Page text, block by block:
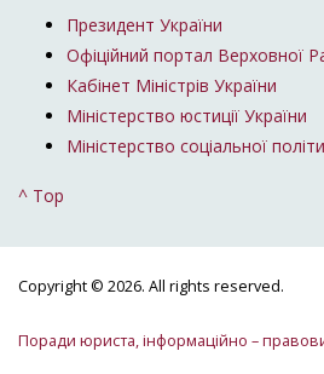
Президент України
Офіційний портал Верховної
Кабінет Міністрів України
Міністерство юстиції України
Міністерство соціальної
^ Top
Copyright © 2026. All rights reserved.
Поради юриста, інформаційно –